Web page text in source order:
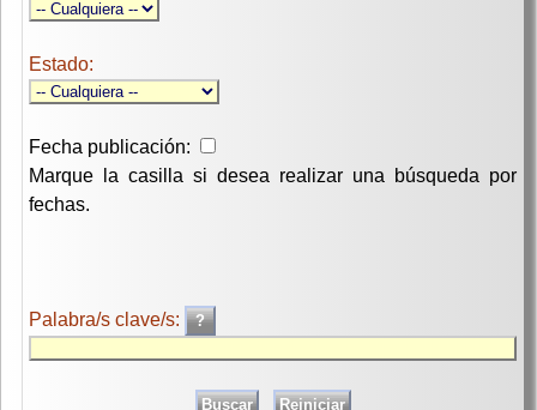
Estado:
Fecha publicación:
Marque la casilla si desea realizar una búsqueda por
fechas.
Palabra/s clave/s: